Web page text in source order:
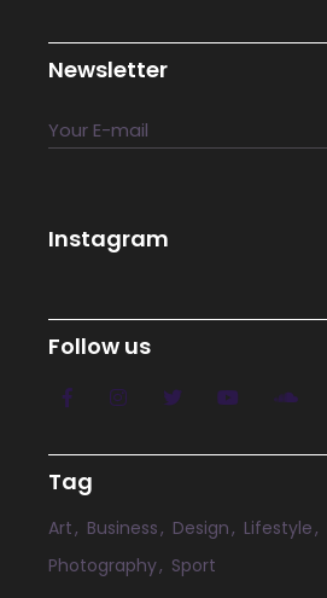
Newsletter
Instagram
Follow us
Tag
Art Business Design Lifestyle
Photography
Sport